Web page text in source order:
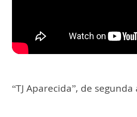
“TJ Aparecida”, de